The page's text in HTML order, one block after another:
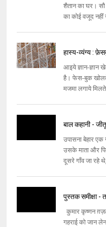
शैतान का घर।
का कोई वजूद नहीं
हास्य-व्यंग्य :
आइये ज्ञान-
है। फेस-बुक खोलते
मजमा लगाये
बाल कहानी -
उपासना बेहार
उसके माता और
दूसरे गाँव जा रहे
पुस्तक समीक्षा -
कुमार कृष्णन
गहराई को जान